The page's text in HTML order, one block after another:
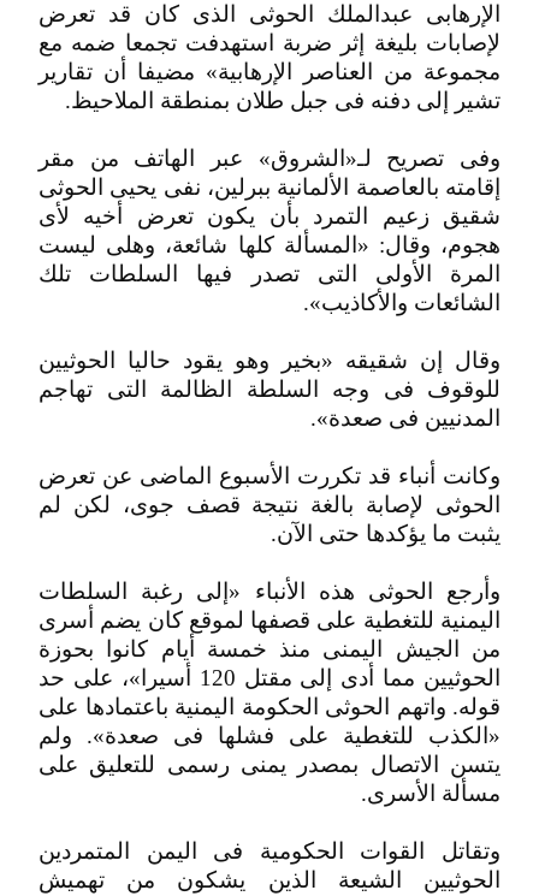
الإرهابى عبدالملك الحوثى الذى كان قد تعرض
لإصابات بليغة إثر ضربة استهدفت تجمعا ضمه مع
مجموعة من العناصر الإرهابية» مضيفا أن تقارير
تشير إلى دفنه فى جبل طلان بمنطقة الملاحيظ.
وفى تصريح لـ«الشروق» عبر الهاتف من مقر
إقامته بالعاصمة الألمانية ببرلين، نفى يحيى الحوثى
شقيق زعيم التمرد بأن يكون تعرض أخيه لأى
هجوم، وقال: «المسألة كلها شائعة، وهلى ليست
المرة الأولى التى تصدر فيها السلطات تلك
الشائعات والأكاذيب».
وقال إن شقيقه «بخير وهو يقود حاليا الحوثيين
للوقوف فى وجه السلطة الظالمة التى تهاجم
المدنيين فى صعدة».
وكانت أنباء قد تكررت الأسبوع الماضى عن تعرض
الحوثى لإصابة بالغة نتيجة قصف جوى، لكن لم
يثبت ما يؤكدها حتى الآن.
وأرجع الحوثى هذه الأنباء «إلى رغبة السلطات
اليمنية للتغطية على قصفها لموقع كان يضم أسرى
من الجيش اليمنى منذ خمسة أيام كانوا بحوزة
الحوثيين مما أدى إلى مقتل 120 أسيرا»، على حد
قوله. واتهم الحوثى الحكومة اليمنية باعتمادها على
«الكذب للتغطية على فشلها فى صعدة». ولم
يتسن الاتصال بمصدر يمنى رسمى للتعليق على
مسألة الأسرى.
وتقاتل القوات الحكومية فى اليمن المتمردين
الحوثيين الشيعة الذين يشكون من تهميش